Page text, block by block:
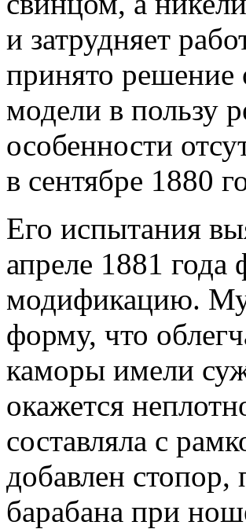
и затрудняет
принято решение
модели в пользу
особенности
в сентябре 1880
Его испытания
апреле 1881
модификацию.
форму, что
каморы имели
окажется
составляла с
добавлен
барабана при